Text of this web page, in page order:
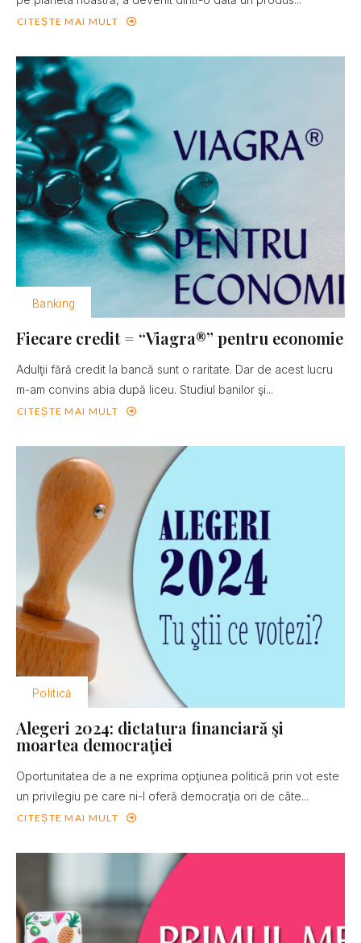
CITEȘTE MAI MULT
Banking
Fiecare credit = “Viagra®” pentru economie
Adulţii fără credit la bancă sunt o raritate. Dar de acest lucru
m-am convins abia după liceu. Studiul banilor şi...
CITEȘTE MAI MULT
Politică
Alegeri 2024: dictatura financiară şi
moartea democraţiei
Oportunitatea de a ne exprima opţiunea politică prin vot este
un privilegiu pe care ni-l oferă democraţia ori de câte...
CITEȘTE MAI MULT